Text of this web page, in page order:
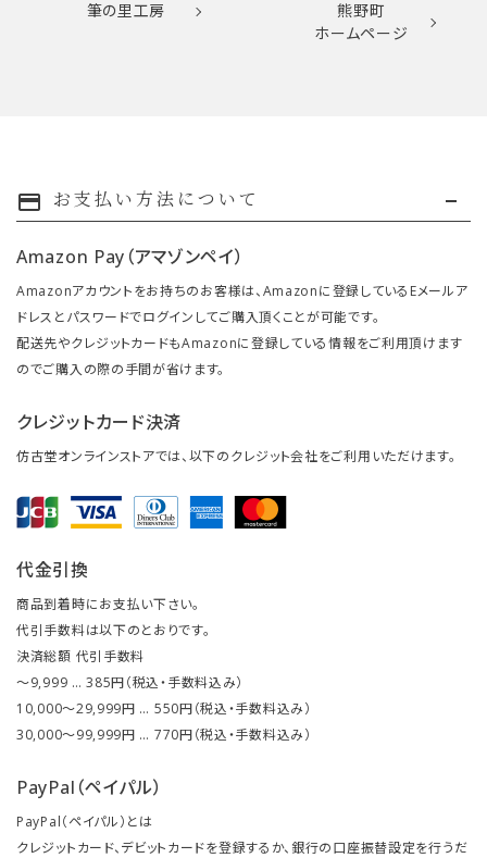
筆の里工房
熊野町
ホームページ
payment お支払い方法について
Amazon Pay（アマゾンペイ）
Amazonアカウントをお持ちのお客様は、Amazonに登録しているEメールア
ドレスとパスワードでログインしてご購入頂くことが可能です。
配送先やクレジットカードもAmazonに登録している情報をご利用頂けます
のでご購入の際の手間が省けます。
クレジットカード決済
仿古堂オンラインストアでは、以下のクレジット会社をご利用いただけます。
代金引換
商品到着時にお支払い下さい。
代引手数料は以下のとおりです。
決済総額 代引手数料
～9,999 … 385円（税込・手数料込み）
10,000～29,999円 … 550円（税込・手数料込み）
30,000～99,999円 … 770円（税込・手数料込み）
PayPal（ペイパル）
PayPal（ペイパル）とは
クレジットカード、デビットカードを登録するか、銀行の口座振替設定を行うだ